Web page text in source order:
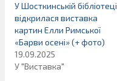
У Шосткинській бібліотеці
відкрилася виставка
картин Елли Римської
«Барви осені» (+ фото)
19.09.2025
У "Виставка"